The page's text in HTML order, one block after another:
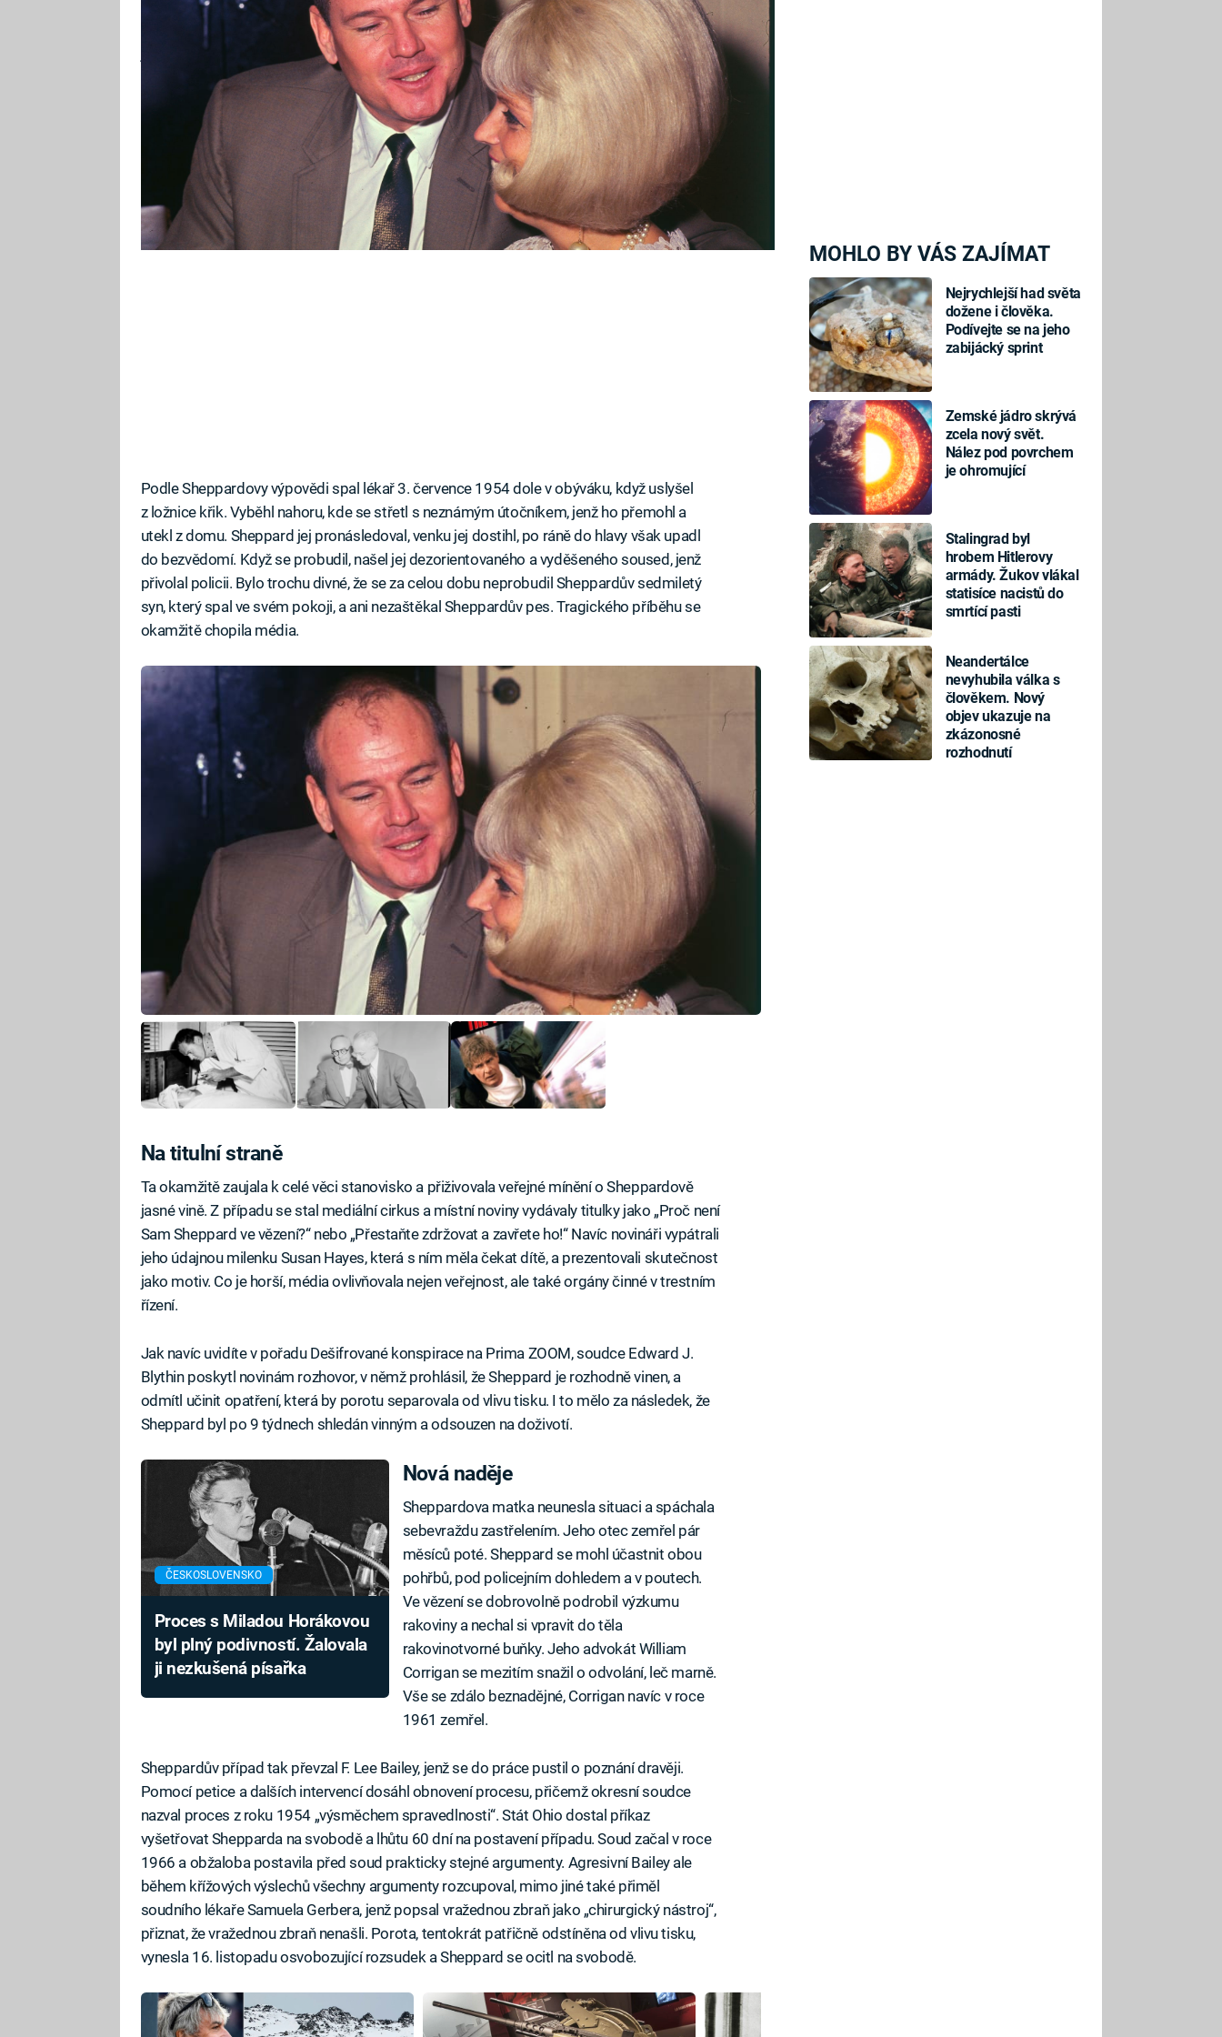
MOHLO BY VÁS ZAJÍMAT
Nejrychlejší had světa
dožene i člověka.
Podívejte se na jeho
zabijácký sprint
Zemské jádro skrývá
zcela nový svět.
Nález pod povrchem
je ohromující
Stalingrad byl
hrobem Hitlerovy
armády. Žukov vlákal
statisíce nacistů do
smrtící pasti
Neandertálce
nevyhubila válka s
člověkem. Nový
objev ukazuje na
zkázonosné
rozhodnutí
hodinách končil večírek neurochirurga Samuela Holmese Shepparda a
jeho manželky Marilyn. Pár hodin poté, co se pár odebral ke spánku, byla
na místo jejich sousedem přivolána policie. Sheppard ležel do půli těla
svlečený na ulici s krvavou skvrnou na kalhotách. Jeho těhotná manželka
ležela v posteli ubita k smrti.
Podle Sheppardovy výpovědi spal lékař 3. července 1954 dole v obýváku, když uslyšel
z ložnice křik. Vyběhl nahoru, kde se střetl s neznámým útočníkem, jenž ho přemohl a
utekl z domu. Sheppard jej pronásledoval, venku jej dostihl, po ráně do hlavy však upadl
do bezvědomí. Když se probudil, našel jej dezorientovaného a vyděšeného soused, jenž
přivolal policii. Bylo trochu divné, že se za celou dobu neprobudil Sheppardův sedmiletý
syn, který spal ve svém pokoji, a ani nezaštěkal Sheppardův pes. Tragického příběhu se
okamžitě chopila média.
Na titulní straně
Ta okamžitě zaujala k celé věci stanovisko a přiživovala veřejné mínění o Sheppardově
jasné vině. Z případu se stal mediální cirkus a místní noviny vydávaly titulky jako „Proč není
Sam Sheppard ve vězení?“ nebo „Přestaňte zdržovat a zavřete ho!“ Navíc novináři vypátrali
jeho údajnou milenku Susan Hayes, která s ním měla čekat dítě, a prezentovali skutečnost
jako motiv. Co je horší, média ovlivňovala nejen veřejnost, ale také orgány činné v trestním
řízení.
Jak navíc uvidíte v pořadu Dešifrované konspirace na Prima ZOOM, soudce Edward J.
Blythin poskytl novinám rozhovor, v němž prohlásil, že Sheppard je rozhodně vinen, a
odmítl učinit opatření, která by porotu separovala od vlivu tisku. I to mělo za následek, že
Sheppard byl po 9 týdnech shledán vinným a odsouzen na doživotí.
ČESKOSLOVENSKO
Proces s Miladou Horákovou
byl plný podivností. Žalovala
ji nezkušená písařka
Nová naděje
Sheppardova matka neunesla situaci a spáchala
sebevraždu zastřelením. Jeho otec zemřel pár
měsíců poté. Sheppard se mohl účastnit obou
pohřbů, pod policejním dohledem a v poutech.
Ve vězení se dobrovolně podrobil výzkumu
rakoviny a nechal si vpravit do těla
rakovinotvorné buňky. Jeho advokát William
Corrigan se mezitím snažil o odvolání, leč marně.
Vše se zdálo beznadějné, Corrigan navíc v roce
1961 zemřel.
Sheppardův případ tak převzal F. Lee Bailey, jenž se do práce pustil o poznání dravěji.
Pomocí petice a dalších intervencí dosáhl obnovení procesu, přičemž okresní soudce
nazval proces z roku 1954 „výsměchem spravedlnosti“. Stát Ohio dostal příkaz
vyšetřovat Shepparda na svobodě a lhůtu 60 dní na postavení případu. Soud začal v roce
1966 a obžaloba postavila před soud prakticky stejné argumenty. Agresivní Bailey ale
během křížových výslechů všechny argumenty rozcupoval, mimo jiné také přiměl
soudního lékaře Samuela Gerbera, jenž popsal vražednou zbraň jako „chirurgický nástroj“,
přiznat, že vražednou zbraň nenašli. Porota, tentokrát patřičně odstíněna od vlivu tisku,
vynesla 16. listopadu osvobozující rozsudek a Sheppard se ocitl na svobodě.